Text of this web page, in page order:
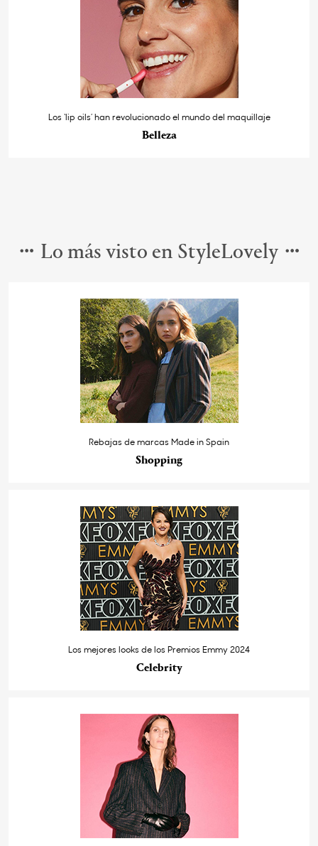
Los ‘lip oils’ han revolucionado el mundo del maquillaje
Belleza
Lo más visto en StyleLovely
Rebajas de marcas Made in Spain
Shopping
Los mejores looks de los Premios Emmy 2024
Celebrity